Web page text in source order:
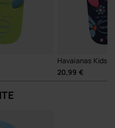
saltar y jugar sin notar que
que se adapta al
para su ritmo y también
piscina, campamentos o
todos esos planes
o ese bañador que no se
con color, con estampados
Havaianas Kids
20,99 €